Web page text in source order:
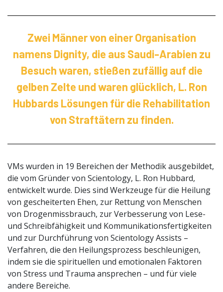
Zwei Männer von einer Organisation
namens Dignity, die aus Saudi-Arabien zu
Besuch waren, stießen zufällig auf die
gelben Zelte und waren glücklich, L. Ron
Hubbards Lösungen für die Rehabilitation
von Straftätern zu finden.
VMs wurden in 19 Bereichen der Methodik ausgebildet,
die vom Gründer von Scientology, L. Ron Hubbard,
entwickelt wurde. Dies sind Werkzeuge für die Heilung
von gescheiterten Ehen, zur Rettung von Menschen
von Drogenmissbrauch, zur Verbesserung von Lese-
und Schreibfähigkeit und Kommunikationsfertigkeiten
und zur Durchführung von Scientology Assists –
Verfahren, die den Heilungsprozess beschleunigen,
indem sie die spirituellen und emotionalen Faktoren
von Stress und Trauma ansprechen – und für viele
andere Bereiche.